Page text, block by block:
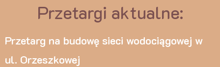
Przetargi aktualne:
Przetarg na budowę sieci wodociągowej w
ul. Orzeszkowej